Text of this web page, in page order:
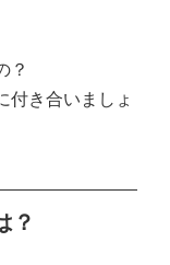
？
付き合いましょ
？